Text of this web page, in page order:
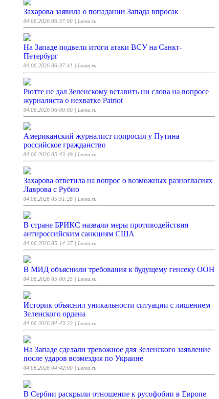
Захарова заявила о попадании Запада впросак
04.06.2026 06:57:00 | Lenta.ru
На Западе подвели итоги атаки ВСУ на Санкт-
Петербург
04.06.2026 06:37:41 | Lenta.ru
Рютте не дал Зеленскому вставить ни слова на вопросе
журналиста о нехватке Patriot
04.06.2026 06:00:00 | Lenta.ru
Американский журналист попросил у Путина
российское гражданство
04.06.2026 05:43:49 | Lenta.ru
Захарова ответила на вопрос о возможных разногласиях
Лаврова с Рубио
04.06.2026 05:31:28 | Lenta.ru
В стране БРИКС назвали меры противодействия
антироссийским санкциям США
04.06.2026 05:14:37 | Lenta.ru
В МИД объяснили требования к будущему генсеку ООН
04.06.2026 05:00:25 | Lenta.ru
Историк объяснил уникальности ситуации с лишением
Зеленского ордена
04.06.2026 04:43:22 | Lenta.ru
На Западе сделали тревожное для Зеленского заявление
после ударов возмездия по Украине
04.06.2026 04:42:00 | Lenta.ru
В Сербии раскрыли отношение к русофобии в Европе